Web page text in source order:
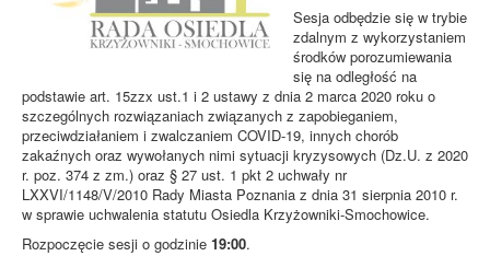
Sesja odbędzie się w trybie
zdalnym z wykorzystaniem
środków porozumiewania
się na odległość na
podstawie art. 15zzx ust.1 i 2 ustawy z dnia 2 marca 2020 roku o
szczególnych rozwiązaniach związanych z zapobieganiem,
przeciwdziałaniem i zwalczaniem COVID-19, innych chorób
zakaźnych oraz wywołanych nimi sytuacji kryzysowych (Dz.U. z 2020
r. poz. 374 z zm.) oraz § 27 ust. 1 pkt 2 uchwały nr
LXXVI/1148/V/2010 Rady Miasta Poznania z dnia 31 sierpnia 2010 r.
w sprawie uchwalenia statutu Osiedla Krzyżowniki-Smochowice.
Rozpoczęcie sesji o godzinie 19:00.